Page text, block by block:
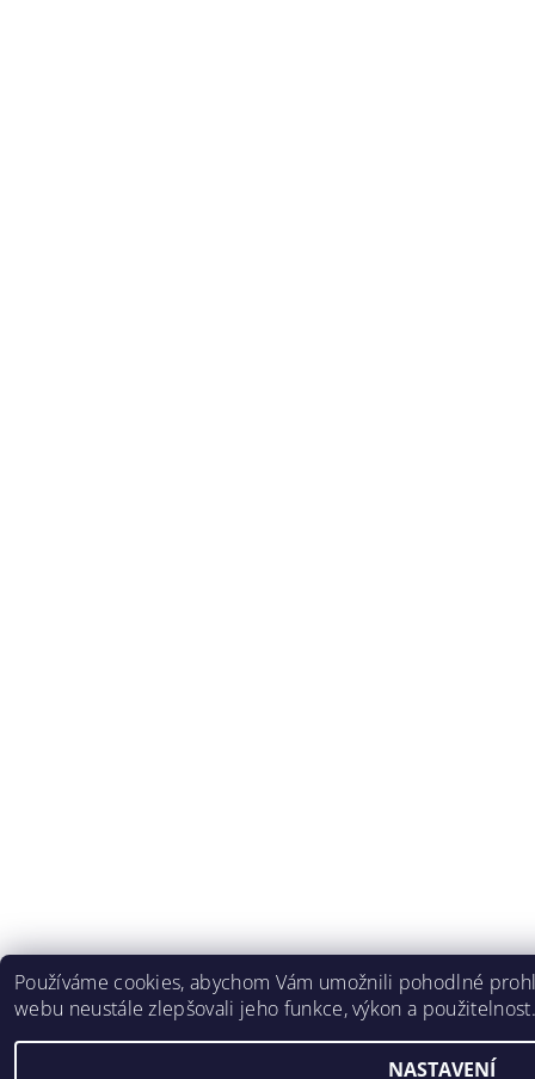
Používáme cookies, abychom Vám umožnili pohodlné
webu neustále zlepšovali jeho funkce, výkon a
NASTAVENÍ